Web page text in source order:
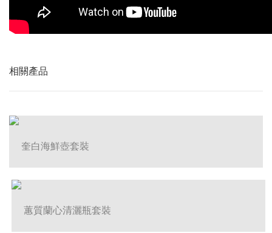
相關產品
奎白海鮮壺套裝
蕙質蘭心清灑瓶套裝